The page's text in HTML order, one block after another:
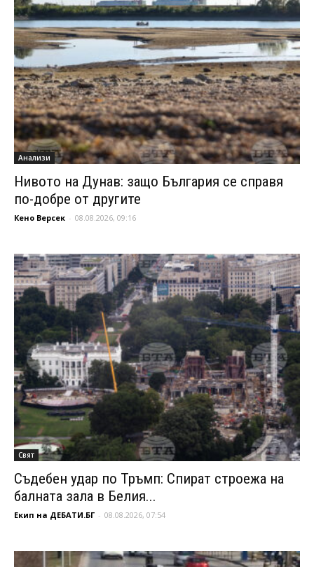
Анализи
Нивото на Дунав: защо България се справя
по-добре от другите
Кено Версек - 08.08.2026, 09:16
Свят
Съдебен удар по Тръмп: Спират строежа на
балната зала в Белия...
Екип на ДЕБАТИ.БГ - 08.08.2026, 07:54